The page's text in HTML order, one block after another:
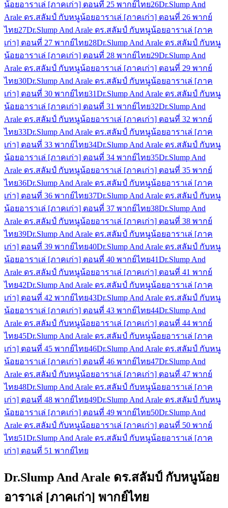
น้อยอาราเล่ [ภาคเก่า] ตอนที่ 25 พากย์ไทย26Dr.Slump And
Arale ดร.สลัมป์ กับหนูน้อยอาราเล่ [ภาคเก่า] ตอนที่ 26 พากย์
ไทย27Dr.Slump And Arale ดร.สลัมป์ กับหนูน้อยอาราเล่ [ภาค
เก่า] ตอนที่ 27 พากย์ไทย28Dr.Slump And Arale ดร.สลัมป์ กับหนู
น้อยอาราเล่ [ภาคเก่า] ตอนที่ 28 พากย์ไทย29Dr.Slump And
Arale ดร.สลัมป์ กับหนูน้อยอาราเล่ [ภาคเก่า] ตอนที่ 29 พากย์
ไทย30Dr.Slump And Arale ดร.สลัมป์ กับหนูน้อยอาราเล่ [ภาค
เก่า] ตอนที่ 30 พากย์ไทย31Dr.Slump And Arale ดร.สลัมป์ กับหนู
น้อยอาราเล่ [ภาคเก่า] ตอนที่ 31 พากย์ไทย32Dr.Slump And
Arale ดร.สลัมป์ กับหนูน้อยอาราเล่ [ภาคเก่า] ตอนที่ 32 พากย์
ไทย33Dr.Slump And Arale ดร.สลัมป์ กับหนูน้อยอาราเล่ [ภาค
เก่า] ตอนที่ 33 พากย์ไทย34Dr.Slump And Arale ดร.สลัมป์ กับหนู
น้อยอาราเล่ [ภาคเก่า] ตอนที่ 34 พากย์ไทย35Dr.Slump And
Arale ดร.สลัมป์ กับหนูน้อยอาราเล่ [ภาคเก่า] ตอนที่ 35 พากย์
ไทย36Dr.Slump And Arale ดร.สลัมป์ กับหนูน้อยอาราเล่ [ภาค
เก่า] ตอนที่ 36 พากย์ไทย37Dr.Slump And Arale ดร.สลัมป์ กับหนู
น้อยอาราเล่ [ภาคเก่า] ตอนที่ 37 พากย์ไทย38Dr.Slump And
Arale ดร.สลัมป์ กับหนูน้อยอาราเล่ [ภาคเก่า] ตอนที่ 38 พากย์
ไทย39Dr.Slump And Arale ดร.สลัมป์ กับหนูน้อยอาราเล่ [ภาค
เก่า] ตอนที่ 39 พากย์ไทย40Dr.Slump And Arale ดร.สลัมป์ กับหนู
น้อยอาราเล่ [ภาคเก่า] ตอนที่ 40 พากย์ไทย41Dr.Slump And
Arale ดร.สลัมป์ กับหนูน้อยอาราเล่ [ภาคเก่า] ตอนที่ 41 พากย์
ไทย42Dr.Slump And Arale ดร.สลัมป์ กับหนูน้อยอาราเล่ [ภาค
เก่า] ตอนที่ 42 พากย์ไทย43Dr.Slump And Arale ดร.สลัมป์ กับหนู
น้อยอาราเล่ [ภาคเก่า] ตอนที่ 43 พากย์ไทย44Dr.Slump And
Arale ดร.สลัมป์ กับหนูน้อยอาราเล่ [ภาคเก่า] ตอนที่ 44 พากย์
ไทย45Dr.Slump And Arale ดร.สลัมป์ กับหนูน้อยอาราเล่ [ภาค
เก่า] ตอนที่ 45 พากย์ไทย46Dr.Slump And Arale ดร.สลัมป์ กับหนู
น้อยอาราเล่ [ภาคเก่า] ตอนที่ 46 พากย์ไทย47Dr.Slump And
Arale ดร.สลัมป์ กับหนูน้อยอาราเล่ [ภาคเก่า] ตอนที่ 47 พากย์
ไทย48Dr.Slump And Arale ดร.สลัมป์ กับหนูน้อยอาราเล่ [ภาค
เก่า] ตอนที่ 48 พากย์ไทย49Dr.Slump And Arale ดร.สลัมป์ กับหนู
น้อยอาราเล่ [ภาคเก่า] ตอนที่ 49 พากย์ไทย50Dr.Slump And
Arale ดร.สลัมป์ กับหนูน้อยอาราเล่ [ภาคเก่า] ตอนที่ 50 พากย์
ไทย51Dr.Slump And Arale ดร.สลัมป์ กับหนูน้อยอาราเล่ [ภาค
เก่า] ตอนที่ 51 พากย์ไทย
Dr.Slump And Arale ดร.สลัมป์ กับหนูน้อย
อาราเล่ [ภาคเก่า] พากย์ไทย